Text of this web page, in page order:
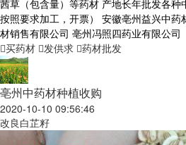
茜草（包含量）等药材 产地长年批发各
按照要求加工，开票） 安徽亳州益兴中
材销售有限公司 亳州冯照四药业有限公司
买药材 发供求 药材批发
亳州中药材种植收购
2020-10-10 09:56:46
改良白芷籽